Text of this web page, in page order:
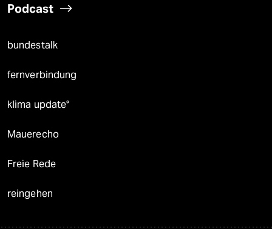
Podcast
bundestalk
fernverbindung
klima update°
Mauerecho
Freie Rede
reingehen